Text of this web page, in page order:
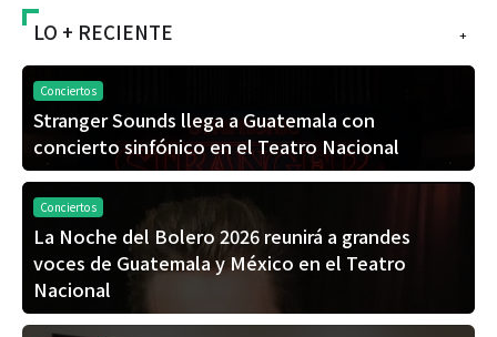
+
LO + RECIENTE
Conciertos
Stranger Sounds llega a Guatemala con
concierto sinfónico en el Teatro Nacional
Conciertos
La Noche del Bolero 2026 reunirá a grandes
voces de Guatemala y México en el Teatro
Nacional